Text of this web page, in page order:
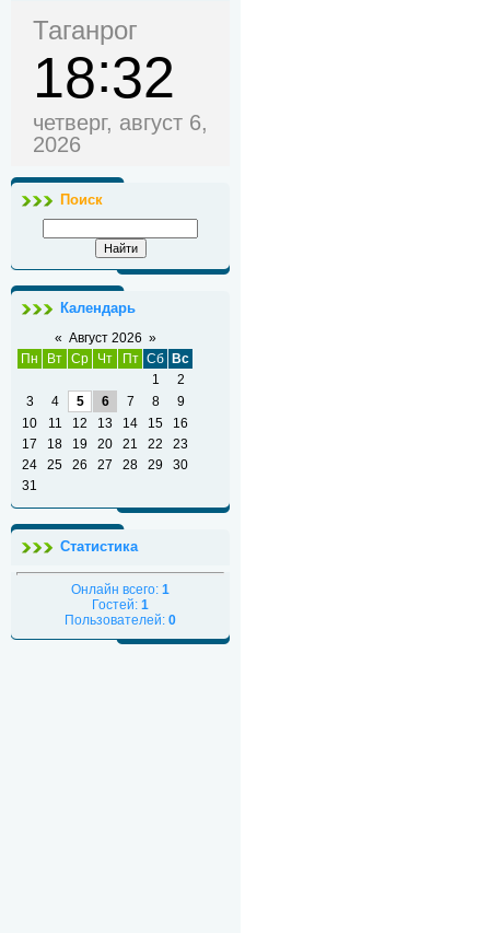
Таганрог
18 32
четверг, август 6,
2026
Поиск
Календарь
« Август 2026 »
Пн
Вт Ср Чт Пт Сб
Вс
1
2
3
4 5 6 7 8
9
10
11 12 13 14 15
16
17
18 19 20 21 22
23
24
25 26 27 28 29
30
31
Статистика
Онлайн всего: 1
Гостей: 1
Пользователей: 0